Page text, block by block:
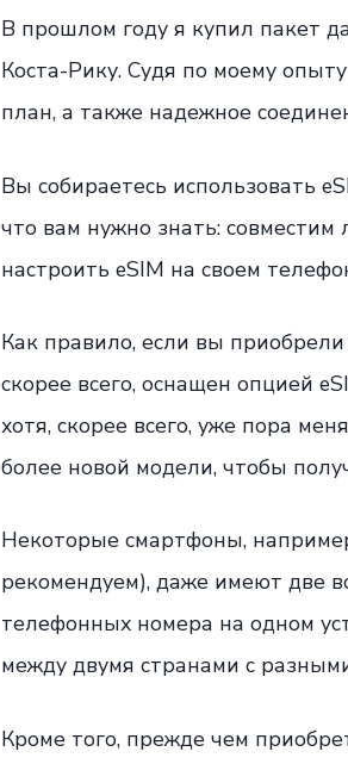
В прошлом году я купил пакет
Коста-Рику. Судя по моему
план, а также надежное
Вы собираетесь использовать
что вам нужно знать:
настроить eSIM на своем
Как правило, если вы
скорее всего, оснащен опцией
хотя, скорее всего, уже пора
более новой модели, чтобы
Некоторые смартфоны,
рекомендуем), даже имеют две
телефонных номера на одном
между двумя странами с
Кроме того, прежде чем